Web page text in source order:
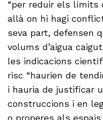
“per reduir els límits
allà on hi hagi
seva part, defensen
volums d’aigua
les indicacions
risc “haurien de
i hauria de justificar
construccions i en
o properes als